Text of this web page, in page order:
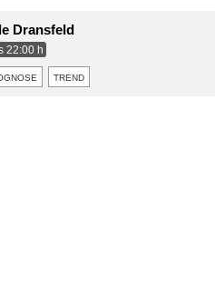
Dransfeld
22:00 h
trend